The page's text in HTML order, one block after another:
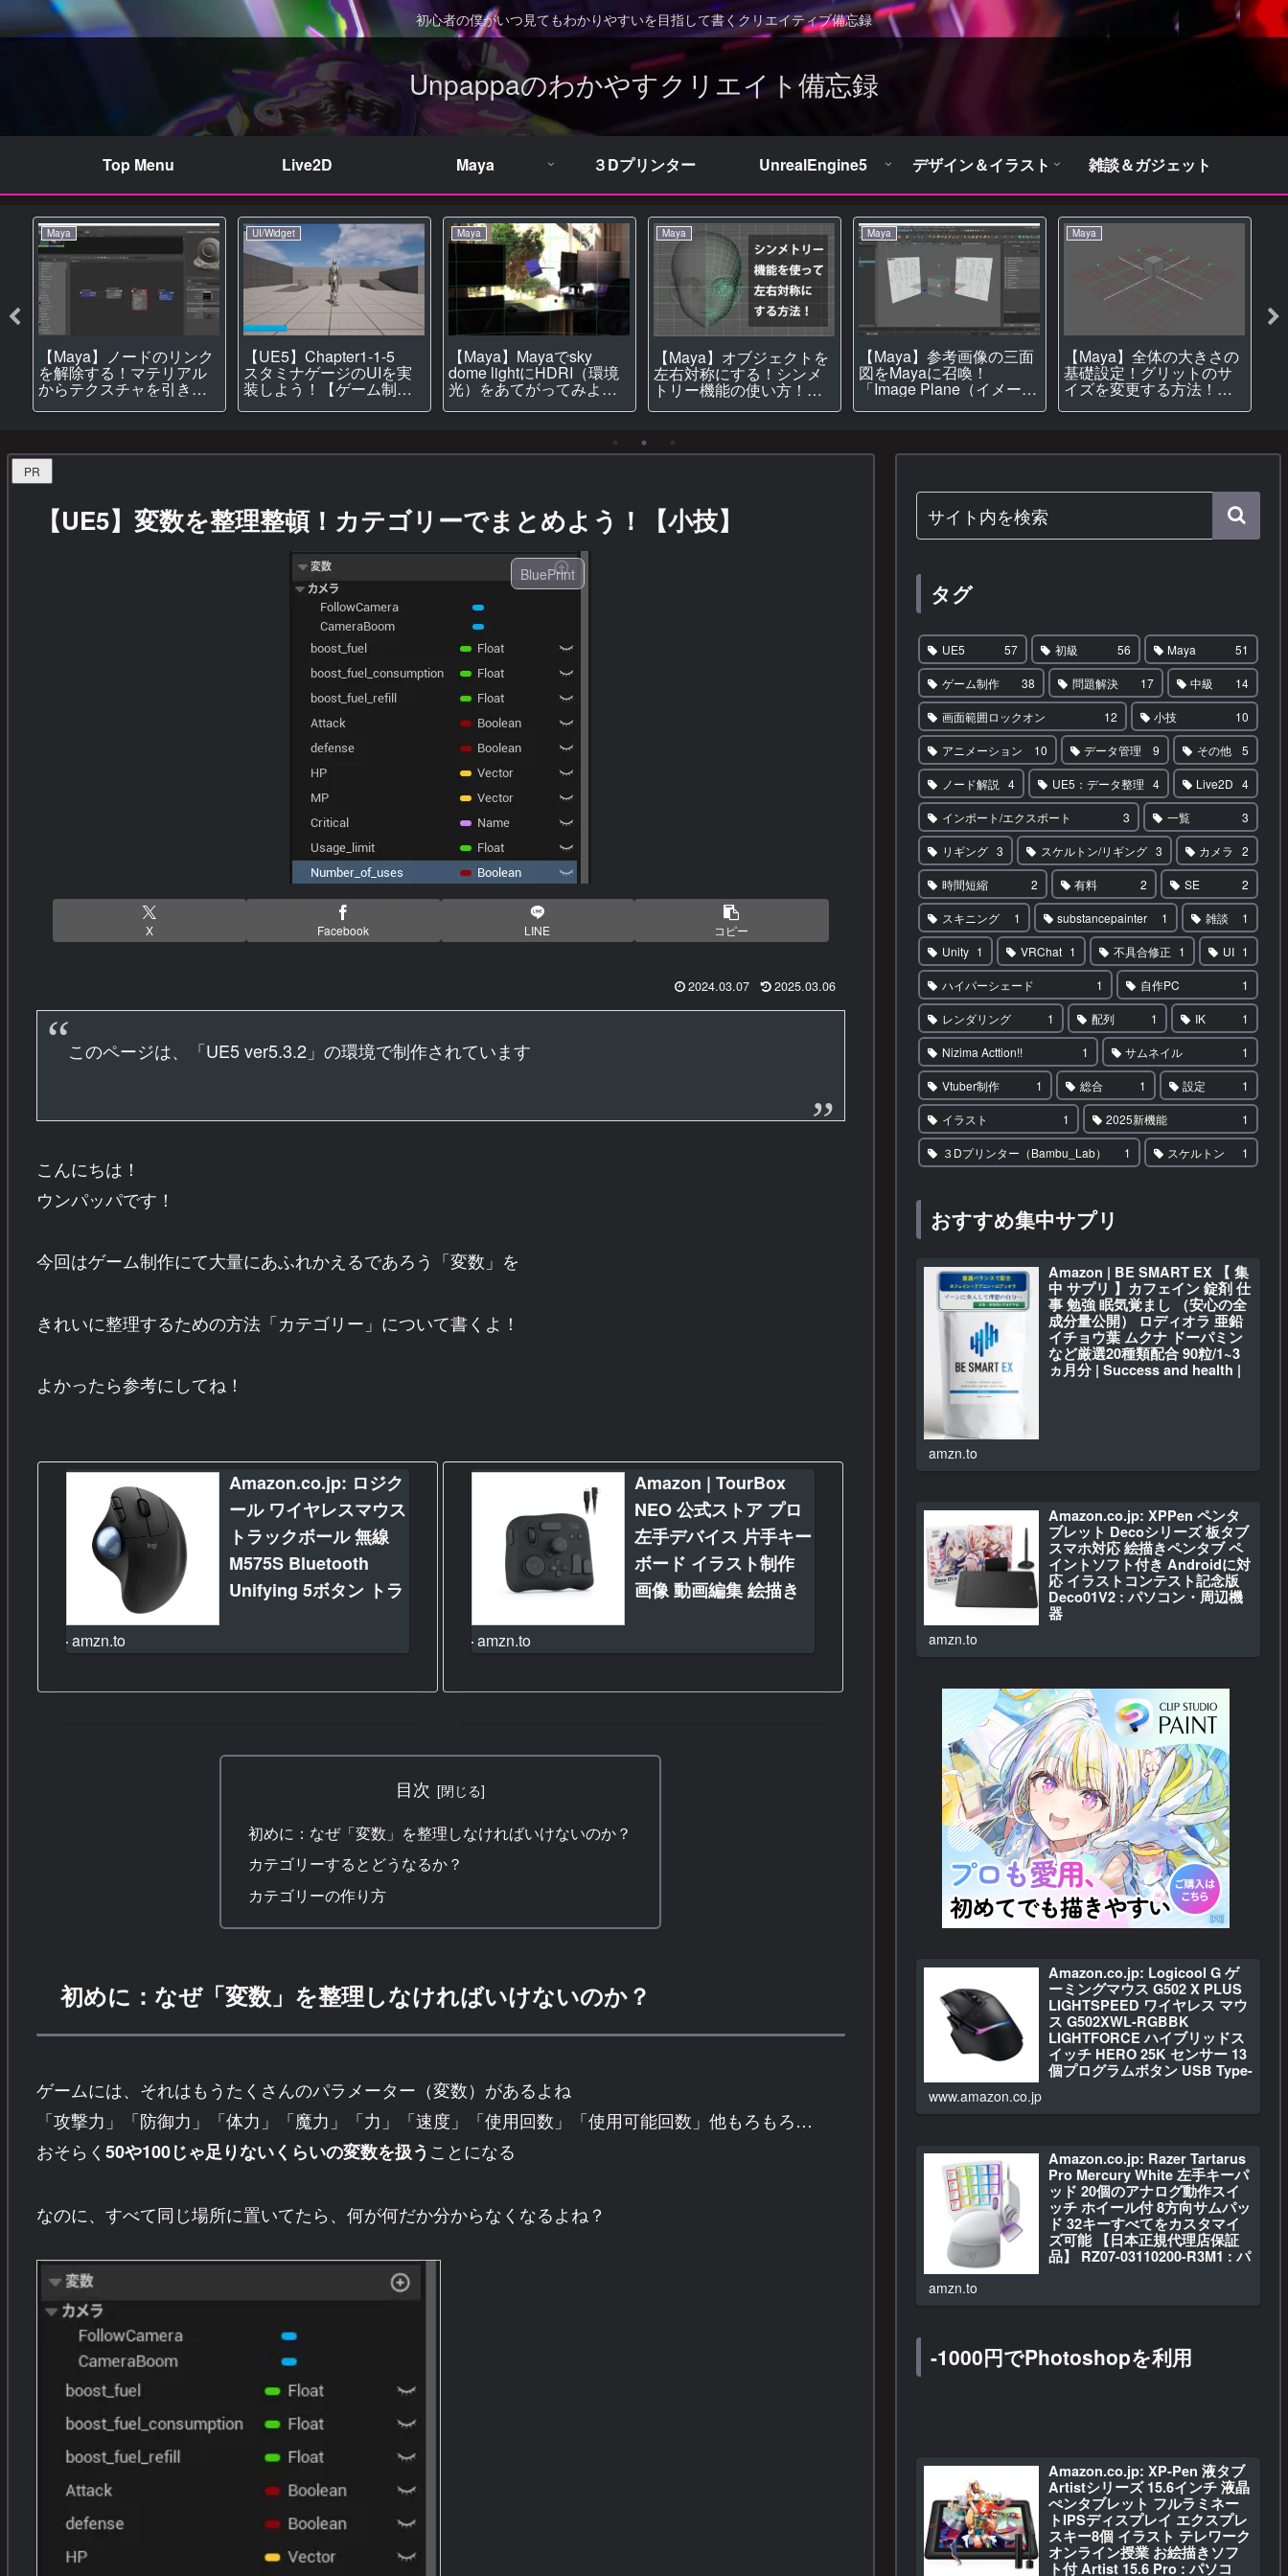
初心者の僕がいつ見てもわかりやすいを目指して書くクリエイティブ備忘録
Unpappaのわかやすクリエイト備忘録
Top Menu Live2D Maya ３Dプリンター UnrealEngine5 デザイン＆イラスト 雑談＆ガジェット
Maya
【Maya】ノードのリンク
を解除する！マテリアル
からテクスチャを引き剝
UI/Widget
【UE5】Chapter1-1-5
スタミナゲージのUIを実
装しよう！【ゲーム制
Maya
【Maya】Mayaでsky
dome lightにHDRI（環境
光）をあてがってみよ
Maya
【Maya】オブジェクトを
左右対称にする！シンメ
トリー機能の使い方！
【モデリング】
Maya
【Maya】参考画像の三面
図をMayaに召喚！
「Image Plane（イメージ
Maya
【Maya】全体の大きさの
基礎設定！グリットのサ
イズを変更する方法！
PR
【UE5】変数を整理整頓！カテゴリーでまとめよう！【小技】
BluePrint
X Facebook LINE コピー
2024.03.07 2025.03.06
このページは、「UE5 ver5.3.2」の環境で制作されています
こんにちは！
ウンパッパです！
今回はゲーム制作にて大量にあふれかえるであろう「変数」を
きれいに整理するための方法「カテゴリー」について書くよ！
よかったら参考にしてね！
Amazon.co.jp: ロジク
ール ワイヤレスマウス
トラックボール 無線
M575S Bluetooth
Unifying 5ボタン トラ
Chrome 電池寿命最大
国内正規品 : パソコ
amzn.to
Amazon | TourBox
NEO 公式ストア プロ
左手デバイス 片手キー
ボード イラスト制作
画像 動画編集 絵描き
操作 Clip Studio Paint
Resolve Premiere
amzn.to
目次
初めに：なぜ「変数」を整理しなければいけないのか？
カテゴリーするとどうなるか？
カテゴリーの作り方
初めに：なぜ「変数」を整理しなければいけないのか？
ゲームには、それはもうたくさんのパラメーター（変数）があるよね
「攻撃力」「防御力」「体力」「魔力」「力」「速度」「使用回数」「使用可能回数」他もろもろ…
おそらく 50や100じゃ足りないくらいの変数を扱う ことになる
なのに、すべて同じ場所に置いてたら、何が何だか分からなくなるよね？
タグ
UE5 57 初級 56 Maya 51
ゲーム制作 38 問題解決 17 中級 14
画面範囲ロックオン 12 小技 10
アニメーション 10 データ管理 9 その他 5
ノード解説 4 UE5：データ整理 4 Live2D 4
インポート/エクスポート 3 一覧 3
リギング 3 スケルトン/リギング 3 カメラ 2
時間短縮 2 有料 2 SE 2
スキニング 1 substancepainter 1 雑談 1
Unity 1 VRChat 1 不具合修正 1 UI 1
ハイパーシェード 1 自作PC 1
レンダリング 1 配列 1 IK 1
Nizima Acttion!! 1 サムネイル 1
Vtuber制作 1 総合 1 設定 1
イラスト 1 2025新機能 1
３Dプリンター（Bambu_Lab） 1 スケルトン 1
おすすめ集中サプリ
Amazon | BE SMART EX 【 集
中 サプリ 】カフェイン 錠剤 仕
事 勉強 眠気覚まし （安心の全
成分量公開） ロディオラ 亜鉛
イチョウ葉 ムクナ ドーパミン
など厳選20種類配合 90粒/1~3
ヵ月分 | Success and health |
amzn.to
Amazon.co.jp: XPPen ペンタ
ブレット Decoシリーズ 板タブ
スマホ対応 絵描きペンタブ ペ
イントソフト付き Androidに対
応 イラストコンテスト記念版
Deco01V2 : パソコン・周辺機
器
amzn.to
Amazon.co.jp: Logicool G ゲ
ーミングマウス G502 X PLUS
LIGHTSPEED ワイヤレス マウ
ス G502XWL-RGBBK
LIGHTFORCE ハイブリッドス
イッチ HERO 25K センサー 13
個プログラムボタン USB Type-
C 充電 LIGHTSYNC RGB
ック 国内正規品 【 ファイナル
】 : パソコン・周辺機器
Amazon.co.jp: Logico…
www.amazon.co.jp
Amazon.co.jp: Razer Tartarus
Pro Mercury White 左手キーパ
ッド 20個のアナログ動作スイ
ッチ ホイール付 8方向サムパッ
ド 32キーすべてをカスタマイ
ズ可能 【日本正規代理店保証
品】 RZ07-03110200-R3M1 : パ
amzn.to
-1000円でPhotoshopを利用
Amazon.co.jp: XP-Pen 液タブ
Artistシリーズ 15.6インチ 液晶
ぺンタブレット フルラミネー
トIPSディスプレイ エクスプレ
スキー8個 イラスト テレワーク
オンライン授業 お絵描きソフ
ト付 Artist 15.6 Pro : パソコ